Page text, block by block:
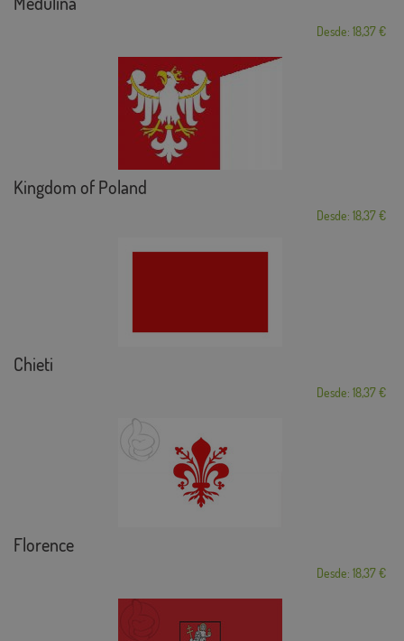
Desde: 18,37 €
Kingdom of Poland
Desde: 18,37 €
Chieti
Desde: 18,37 €
Florence
Desde: 18,37 €